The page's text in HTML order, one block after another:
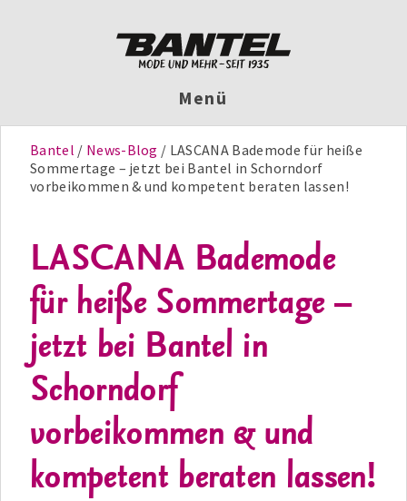
Menü
Bantel News-Blog
LASCANA Bademode für heiße
Sommertage – jetzt bei Bantel in Schorndorf
vorbeikommen & und kompetent beraten lassen!
LASCANA Bademode
für heiße Sommertage –
jetzt bei Bantel in
Schorndorf
vorbeikommen & und
kompetent beraten lassen!